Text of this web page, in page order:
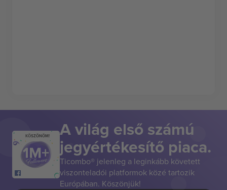
KÖSZÖNÖM! A világ első számú
jegyértékesítő piaca.
Ticombo® jelenleg a leginkább követett
viszonteladói platformok közé tartozik
Európában. Köszönjük!